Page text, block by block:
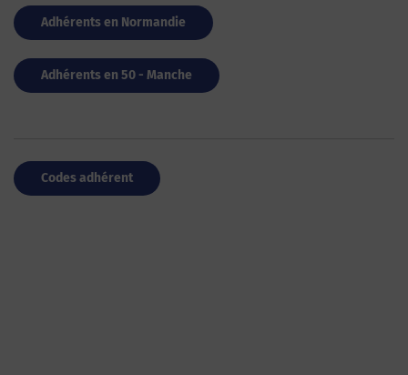
Adhérents en Normandie
Adhérents en 50 - Manche
Codes adhérent